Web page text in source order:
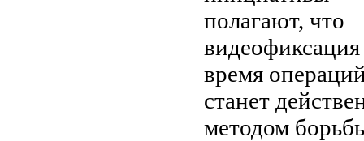
полагают, что
время
станет
методом